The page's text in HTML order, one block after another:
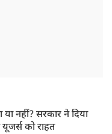
या नहीं? सरकार ने दिया
को राहत